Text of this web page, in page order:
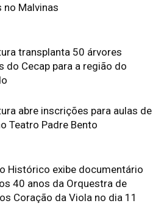
no Malvinas
transplanta 50 árvores
do Cecap para a região do
abre inscrições para aulas de
Teatro Padre Bento
Histórico exibe documentário
40 anos da Orquestra de
Coração da Viola no dia 11